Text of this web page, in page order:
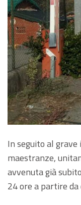
In seguito al
maestranze,
avvenuta già
24 ore a partire